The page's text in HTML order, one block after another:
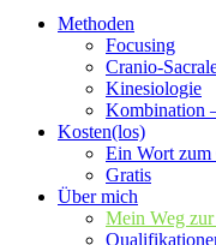
Methoden
Focusing
Cranio-
Kinesiologie
Kombination
Kosten(los)
Ein Wort zum
Gratis
Über mich
Mein Weg